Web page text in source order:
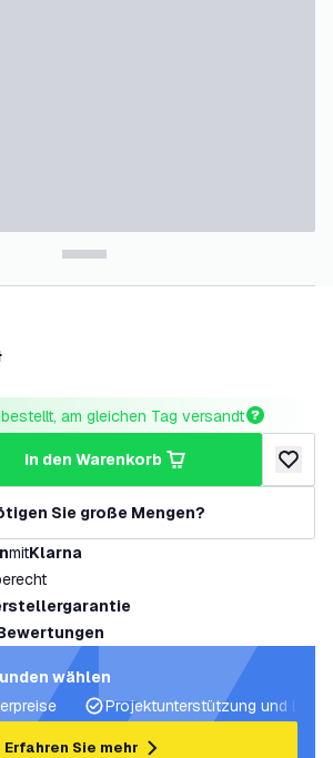
am gleichen Tag versandt
in den Warenkorb
zur
Sie große Mengen?
mitKlarna
wählen
Projektunterstützung und
Erfahren Sie mehr